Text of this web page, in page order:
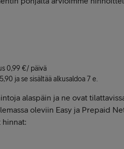
0,99 €/ päivä
ja se sisältää alkusaldoa 7 e.
alaspäin ja ne ovat
oleviin Easy ja Prepaid
hinnat: